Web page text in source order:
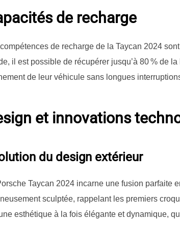
de recharge
de recharge de la Taycan 2024
il est possible de récupérer jusqu’à 80 % de
de leur véhicule sans longues
et innovations
du design extérieur
Taycan 2024 incarne une fusion parfaite
sculptée, rappelant les premiers
esthétique à la fois élégante et dynamique,